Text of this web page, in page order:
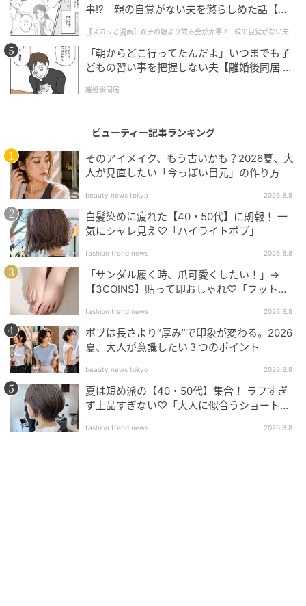
『美ST』2026年5月号掲載
撮影／nara（vale.）〈人物〉、池田 敦（CASK）〈静
物〉 モデル／樹神 ヘア・メイク／
KIKKU（Chrysanthemum） スタイリング／井関かお
Bravoworks,Inc.
元記事で読む
次の記事
【2026最新】40代・50代の「買うべき美白」
12選！悩み・肌質・シーン別の正解コスメ
の記事をもっとみる
事!? 親の自覚がない夫を懲らしめた話【第1
【スカッと漫画】双子の娘より飲み会が大事!? 親の自覚がない夫を
懲らしめた話
「朝からどこ行ってたんだよ」いつまでも子
どもの習い事を把握しない夫【離婚後同居 Vo
離婚後同居
ビューティー記事ランキング
そのアイメイク、もう古いかも？2026夏、大
人が見直したい「今っぽい目元」の作り方
beauty news tokyo 2026.8.8
白髪染めに疲れた【40・50代】に朗報！ 一
気にシャレ見え♡「ハイライトボブ」
fashion trend news 2026.8.8
「サンダル履く時、爪可愛くしたい！」→
【3COINS】貼って即おしゃれ♡「フット用
fashion trend news 2026.8.8
ボブは長さより“厚み”で印象が変わる。2026
夏、大人が意識したい３つのポイント
beauty news tokyo 2026.8.8
夏は短め派の【40・50代】集合！ ラフすぎ
ず上品すぎない♡「大人に似合うショートボ
fashion trend news 2026.8.8